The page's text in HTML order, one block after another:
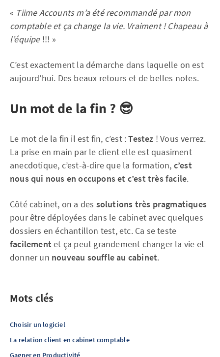
« Tiime Accounts m’a été recommandé par mon
comptable et ça change la vie. Vraiment ! Chapeau à
l’équipe!!! »
C’est exactement la démarche dans laquelle on est
aujourd’hui. Des beaux retours et de belles notes.
Un mot de la fin ? 😎
Le mot de la fin il est fin, c’est :Testez ! Vous verrez.
La prise en main par le client elle est quasiment
anecdotique, c’est-à-dire que la formation, c’est
nous qui nous en occupons et c’est très facile.
Côté cabinet, on a des solutions très pragmatiques
pour être déployées dans le cabinet avec quelques
dossiers en échantillon test, etc. Ca se teste
facilement et ça peut grandement changer la vie et
donner un nouveau souffle au cabinet.
Mots clés
Choisir un logiciel
La relation client en cabinet comptable
Gagner en Productivité